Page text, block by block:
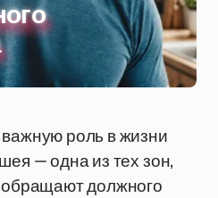
роль в жизни
— одна из тех зон,
обращают должного